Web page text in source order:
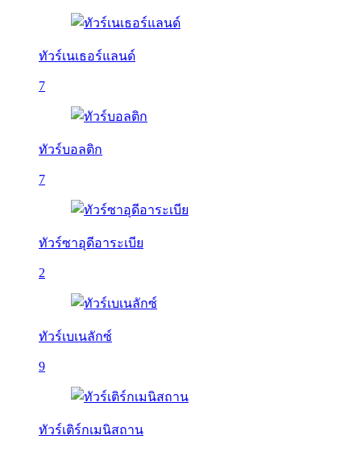
ทัวร์เนเธอร์แลนด์
7
ทัวร์บอลติก
7
ทัวร์ซาอุดีอาระเบีย
2
ทัวร์เบเนลักซ์
9
ทัวร์เติร์กเมนิสถาน